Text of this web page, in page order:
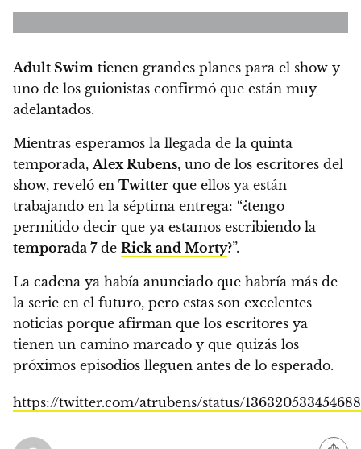
Adult Swim tienen grandes planes para el show y
uno de los guionistas confirmó que están muy
adelantados.
Mientras esperamos la llegada de la quinta
temporada,Alex Rubens, uno de los escritores del
show, reveló en Twitter que ellos ya están
trabajando en la séptima entrega: “¿tengo
permitido decir que ya estamos escribiendo la
temporada 7de Rick and Morty?”.
La cadena ya había anunciado que habría más de
la serie en el futuro, pero estas son excelentes
noticias porque afirman que los escritores ya
tienen un camino marcado y que quizás los
próximos episodios lleguen antes de lo esperado.
https://twitter.com/atrubens/status/